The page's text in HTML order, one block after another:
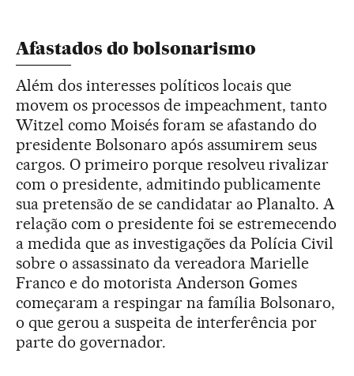
Afastados do bolsonarismo
Além dos interesses políticos locais que
movem os processos de impeachment, tanto
Witzel como Moisés foram se afastando do
presidente Bolsonaro após assumirem seus
cargos. O primeiro porque resolveu rivalizar
com o presidente, admitindo publicamente
sua pretensão de se candidatar ao Planalto. A
relação com o presidente foi se estremecendo
a medida que as investigações da Polícia Civil
sobre o assassinato da vereadora Marielle
Franco e do motorista Anderson Gomes
começaram a respingar na família Bolsonaro,
o que gerou a suspeita de interferência por
parte do governador.